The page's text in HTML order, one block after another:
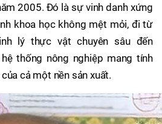
2005. Đó là sự vinh danh xứng
khoa học không mệt mỏi, đi từ
lý thực vật chuyên sâu đến
thống nông nghiệp mang tính
cả một nền sản xuất.